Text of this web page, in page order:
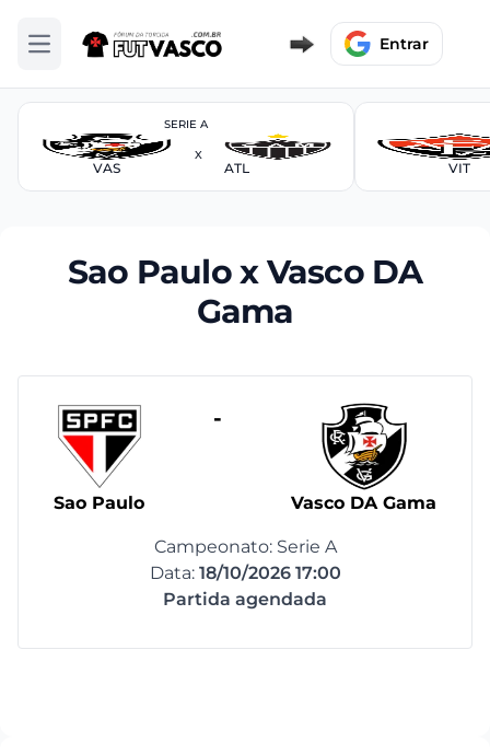
Abrir menu Entrar
SERIE A
VAS
X
ATL VIT
Sao Paulo x Vasco DA
Gama
Sao Paulo
-
Vasco DA Gama
Campeonato: Serie A
Data: 18/10/2026 17:00
Partida agendada